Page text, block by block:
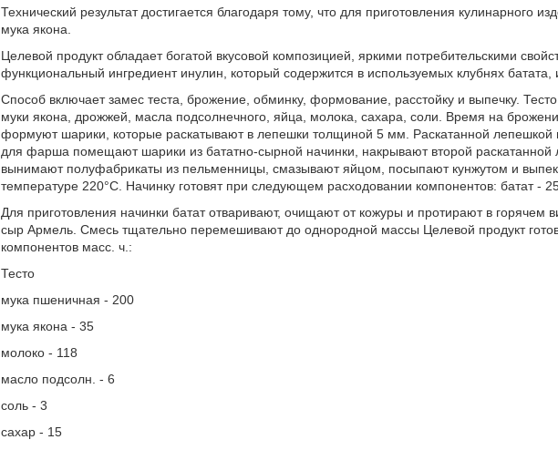
Технический результат достигается благодаря тому, что для приготовления кулинарного
мука якона.
Целевой продукт обладает богатой вкусовой композицией, яркими потребительскими
функциональный ингредиент инулин, который содержится в используемых клубнях батата,
Способ включает замес теста, брожение, обминку, формование, расстойку и выпечку.
муки якона, дрожжей, масла подсолнечного, яйца, молока, сахара, соли. Время на
формуют шарики, которые раскатывают в лепешки толщиной 5 мм. Раскатанной
для фарша помещают шарики из бататно-сырной начинки, накрывают второй раскатанной
вынимают полуфабрикаты из пельменницы, смазывают яйцом, посыпают кунжутом и
температуре 220°С. Начинку готовят при следующем расходовании компонентов: батат -
Для приготовления начинки батат отваривают, очищают от кожуры и протирают в горячем
сыр Армель. Смесь тщательно перемешивают до однородной массы Целевой продукт
компонентов масс. ч.:
Тесто
мука пшеничная - 200
мука якона - 35
молоко - 118
масло подсолн. - 6
соль - 3
сахар - 15